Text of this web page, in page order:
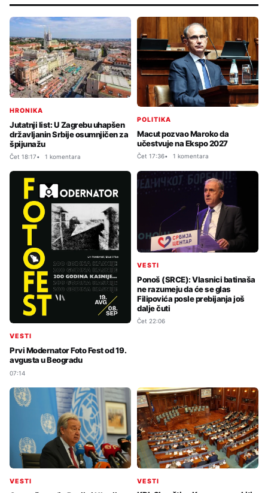
HRONIKA
Jutatnji list: U Zagrebu uhapšen
državljanin Srbije osumnjičen za
špijunažu
Čet 18:17 1 komentara
POLITIKA
Macut pozvao Maroko da
učestvuje na Ekspo 2027
Čet 17:36 1 komentara
VESTI
Prvi Modernator Foto Fest od 19.
avgusta u Beogradu
07:14
VESTI
Ponoš (SRCE): Vlasnici batinaša
ne razumeju da će se glas
Filipovića posle prebijanja još
dalje čuti
Čet 22:06
VESTI VESTI